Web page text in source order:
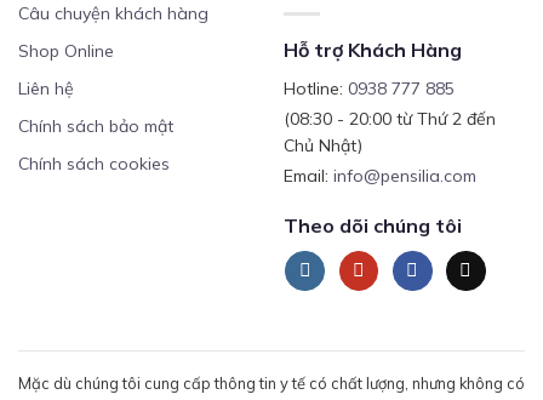
Câu chuyện khách hàng
Shop Online
Liên hệ
Chính sách bảo mật
Chính sách cookies
Hỗ trợ Khách Hàng
Hotline: 0938 777 885
(08:30 - 20:00 từ Thứ 2 đến
Chủ Nhật)
Email: info@pensilia.com
Theo dõi chúng tôi
Mặc dù chúng tôi cung cấp thông tin y tế có chất lượng, nhưng không có